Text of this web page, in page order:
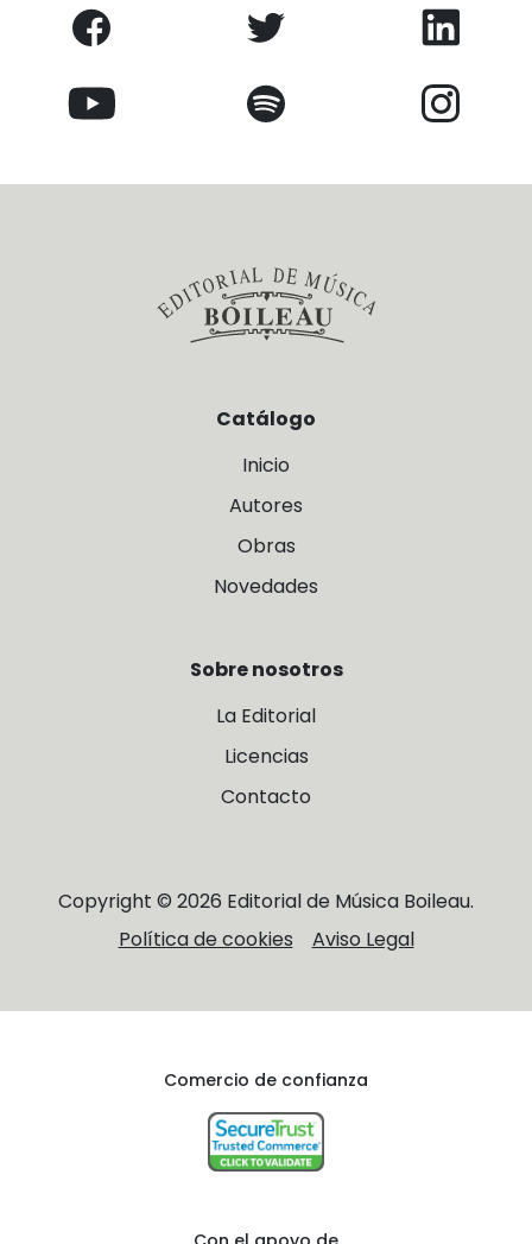
Catálogo
Inicio
Autores
Obras
Novedades
Sobre nosotros
La Editorial
Licencias
Contacto
Copyright © 2026 Editorial de Música Boileau.
Política de cookies
Aviso Legal
Comercio de confianza